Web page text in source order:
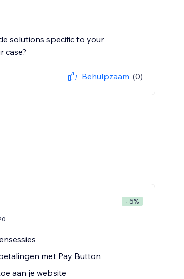
solutions specific to your
case?
Behulpzaam (0)
- 5%
met Pay Button
aan je website